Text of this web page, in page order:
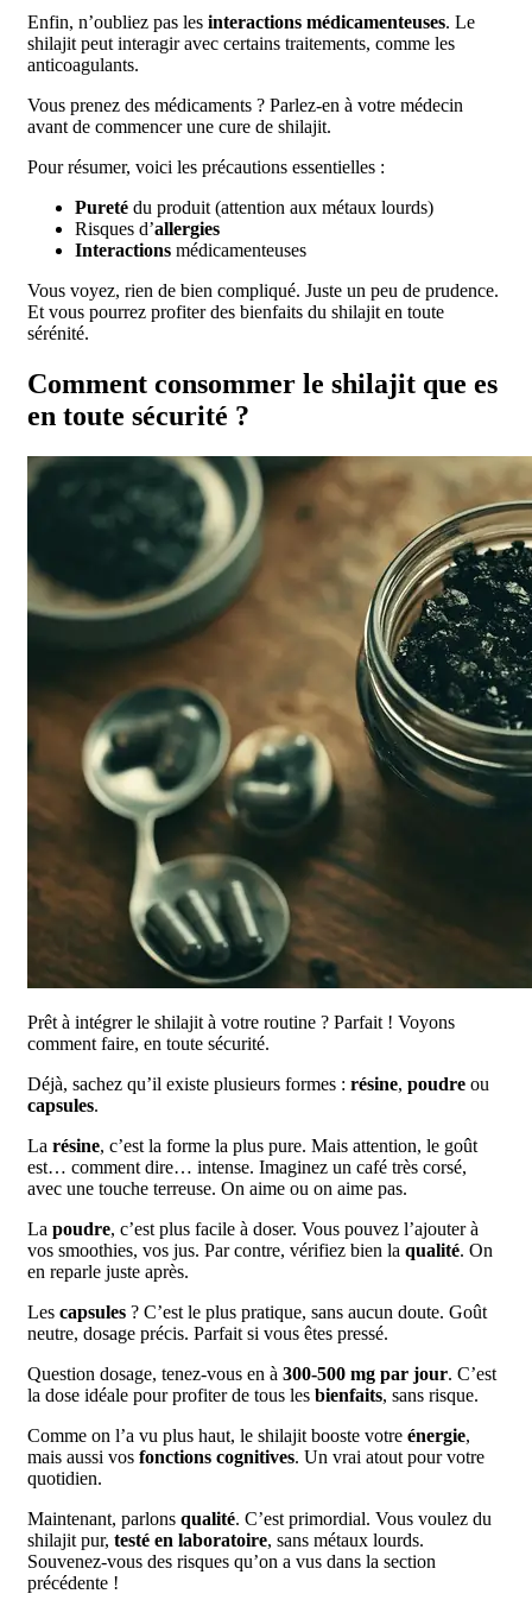
Enfin, n’oubliez pas les interactions médicamenteuses. Le
shilajit peut interagir avec certains traitements, comme les
anticoagulants.
Vous prenez des médicaments ? Parlez-en à votre médecin
avant de commencer une cure de shilajit.
Pour résumer, voici les précautions essentielles :
Pureté du produit (attention aux métaux lourds)
Risques d’allergies
Interactions médicamenteuses
Vous voyez, rien de bien compliqué. Juste un peu de prudence.
Et vous pourrez profiter des bienfaits du shilajit en toute
sérénité.
Comment consommer le shilajit que es
en toute sécurité ?
Prêt à intégrer le shilajit à votre routine ? Parfait ! Voyons
comment faire, en toute sécurité.
Déjà, sachez qu’il existe plusieurs formes : résine, poudre ou
capsules.
La résine, c’est la forme la plus pure. Mais attention, le goût
est… comment dire… intense. Imaginez un café très corsé,
avec une touche terreuse. On aime ou on aime pas.
La poudre, c’est plus facile à doser. Vous pouvez l’ajouter à
vos smoothies, vos jus. Par contre, vérifiez bien la qualité. On
en reparle juste après.
Les capsules ? C’est le plus pratique, sans aucun doute. Goût
neutre, dosage précis. Parfait si vous êtes pressé.
Question dosage, tenez-vous en à 300-500 mg par jour. C’est
la dose idéale pour profiter de tous les bienfaits, sans risque.
Comme on l’a vu plus haut, le shilajit booste votre énergie,
mais aussi vos fonctions cognitives. Un vrai atout pour votre
quotidien.
Maintenant, parlons qualité. C’est primordial. Vous voulez du
shilajit pur, testé en laboratoire, sans métaux lourds.
Souvenez-vous des risques qu’on a vus dans la section
précédente !